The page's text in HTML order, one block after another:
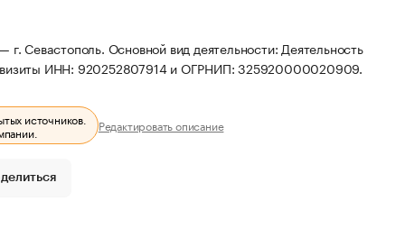
Севастополь. Основной вид деятельности: Деятельность
ИНН: 920252807914 и ОГРНИП: 325920000020909.
источников.
Редактировать описание